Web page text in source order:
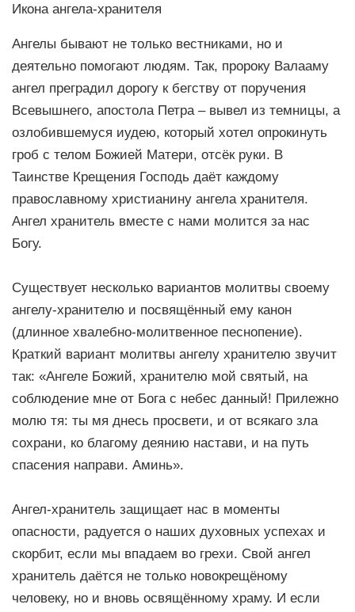
Икона ангела-хранителя
Ангелы бывают не только вестниками, но и
деятельно помогают людям. Так, пророку Валааму
ангел преградил дорогу к бегству от поручения
Всевышнего, апостола Петра – вывел из темницы, а
озлобившемуся иудею, который хотел опрокинуть
гроб с телом Божией Матери, отсёк руки. В
Таинстве Крещения Господь даёт каждому
православному христианину ангела хранителя.
Ангел хранитель вместе с нами молится за нас
Богу.
Существует несколько вариантов молитвы своему
ангелу-хранителю и посвящённый ему канон
(длинное хвалебно-молитвенное песнопение).
Краткий вариант молитвы ангелу хранителю звучит
так: «Ангеле Божий, хранителю мой святый, на
соблюдение мне от Бога с небес данный! Прилежно
молю тя: ты мя днесь просвети, и от всякаго зла
сохрани, ко благому деянию настави, и на путь
спасения направи. Аминь».
Ангел-хранитель защищает нас в моменты
опасности, радуется о наших духовных успехах и
скорбит, если мы впадаем во грехи. Свой ангел
хранитель даётся не только новокрещёному
человеку, но и вновь освящённому храму. И если